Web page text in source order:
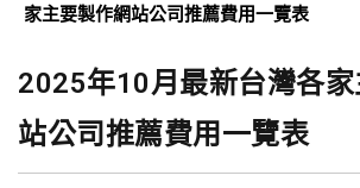
家主要製作網站公司推薦費用一覽表
2025年10月最新台灣各家
站公司推薦費用一覽表